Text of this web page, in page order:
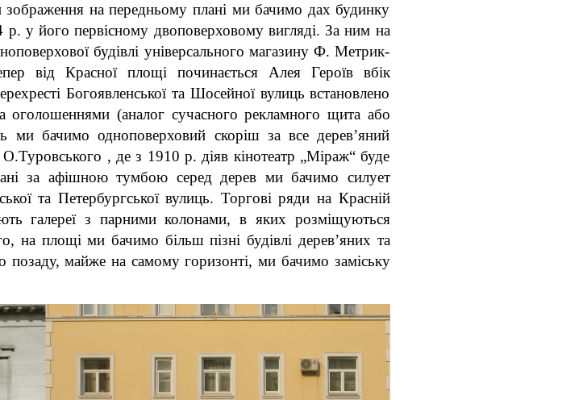
зображення на передньому плані ми бачимо дах будинку
р. у його первісному двоповерховому вигляді. За ним на
будівлі універсального магазину Ф. Метрик-
від Красної площі починається Алея Героїв вбік
Богоявленської та Шосейної вулиць встановлено
оголошеннями (аналог сучасного рекламного щита або
ми бачимо одноповерховий скоріш за все дерев’яний
, де з 1910 р. діяв кінотеатр „Міраж“ буде
за афішною тумбою серед дерев ми бачимо силует
та Петербургської вулиць. Торгові ряди на Красній
галереї з парними колонами, в яких розміщуються
на площі ми бачимо більш пізні будівлі дерев’яних та
позаду, майже на самому горизонті, ми бачимо заміську